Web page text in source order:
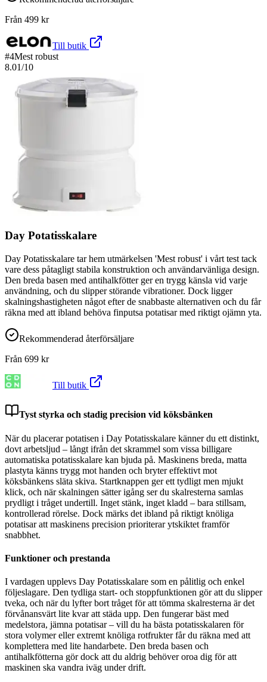
Från 499 kr
Till butik
#4Mest robust
8.01/10
Day Potatisskalare
Day Potatisskalare tar hem utmärkelsen 'Mest robust' i vårt test tack
vare dess påtagligt stabila konstruktion och användarvänliga design.
Den breda basen med antihalkfötter ger en trygg känsla vid varje
användning, och du slipper störande vibrationer. Dock ligger
skalningshastigheten något efter de snabbaste alternativen och du får
räkna med att ibland behöva finputsa potatisar med riktigt ojämn yta.
Rekommenderad återförsäljare
Från 699 kr
Till butik
Tyst styrka och stadig precision vid köksbänken
När du placerar potatisen i Day Potatisskalare känner du ett distinkt,
dovt arbetsljud – långt ifrån det skrammel som vissa billigare
automatiska potatisskalare kan bjuda på. Maskinens breda, matta
plastyta känns trygg mot handen och bryter effektivt mot
köksbänkens släta skiva. Startknappen ger ett tydligt men mjukt
klick, och när skalningen sätter igång ser du skalresterna samlas
prydligt i tråget undertill. Inget stänk, inget kladd – bara stillsam,
kontrollerad rörelse. Dock märks det ibland på riktigt knöliga
potatisar att maskinens precision prioriterar ytskiktet framför
snabbhet.
Funktioner och prestanda
I vardagen upplevs Day Potatisskalare som en pålitlig och enkel
följeslagare. Den tydliga start- och stoppfunktionen gör att du slipper
tveka, och när du lyfter bort tråget för att tömma skalresterna är det
förvånansvärt lite kvar att städa upp. Den fungerar bäst med
medelstora, jämna potatisar – vill du ha bästa potatisskalaren för
stora volymer eller extremt knöliga rotfrukter får du räkna med att
komplettera med lite handarbete. Den breda basen och
antihalkfötterna gör dock att du aldrig behöver oroa dig för att
maskinen ska vandra iväg under drift.